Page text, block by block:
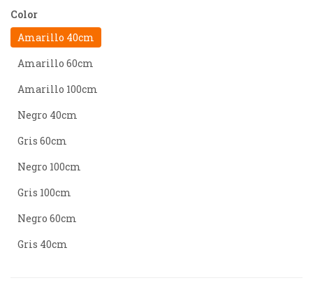
Color
Amarillo 40cm
Amarillo 60cm
Amarillo 100cm
Negro 40cm
Gris 60cm
Negro 100cm
Gris 100cm
Negro 60cm
Gris 40cm